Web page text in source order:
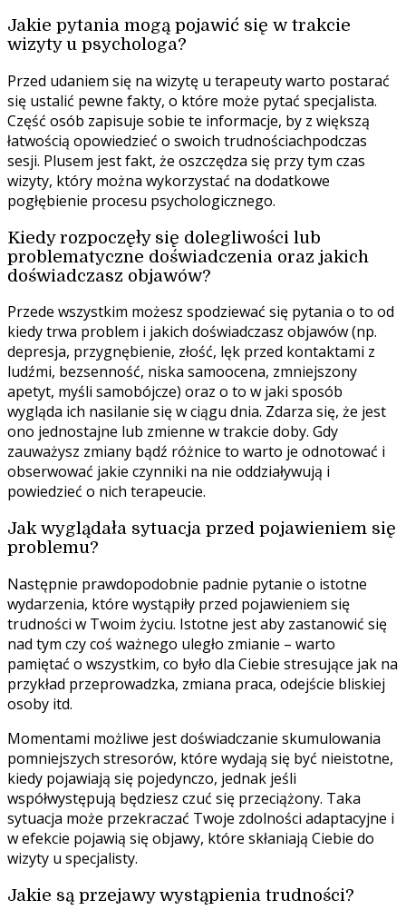
Jakie pytania mogą pojawić się w trakcie
wizyty u psychologa?
Przed udaniem się na wizytę u terapeuty warto postarać
się ustalić pewne fakty, o które może pytać specjalista.
Część osób zapisuje sobie te informacje, by z większą
łatwością opowiedzieć o swoich trudnościachpodczas
sesji. Plusem jest fakt, że oszczędza się przy tym czas
wizyty, który można wykorzystać na dodatkowe
pogłębienie procesu psychologicznego.
Kiedy rozpoczęły się dolegliwości lub
problematyczne doświadczenia oraz jakich
doświadczasz objawów?
Przede wszystkim możesz spodziewać się pytania o to od
kiedy trwa problem i jakich doświadczasz objawów (np.
depresja, przygnębienie, złość, lęk przed kontaktami z
ludźmi, bezsenność, niska samoocena, zmniejszony
apetyt, myśli samobójcze) oraz o to w jaki sposób
wygląda ich nasilanie się w ciągu dnia. Zdarza się, że jest
ono jednostajne lub zmienne w trakcie doby. Gdy
zauważysz zmiany bądź różnice to warto je odnotować i
obserwować jakie czynniki na nie oddziaływują i
powiedzieć o nich terapeucie.
Jak wyglądała sytuacja przed pojawieniem się
problemu?
Następnie prawdopodobnie padnie pytanie o istotne
wydarzenia, które wystąpiły przed pojawieniem się
trudności w Twoim życiu. Istotne jest aby zastanowić się
nad tym czy coś ważnego uległo zmianie – warto
pamiętać o wszystkim, co było dla Ciebie stresujące jak na
przykład przeprowadzka, zmiana praca, odejście bliskiej
osoby itd.
Momentami możliwe jest doświadczanie skumulowania
pomniejszych stresorów, które wydają się być nieistotne,
kiedy pojawiają się pojedynczo, jednak jeśli
współwystępują będziesz czuć się przeciążony. Taka
sytuacja może przekraczać Twoje zdolności adaptacyjne i
w efekcie pojawią się objawy, które skłaniają Ciebie do
wizyty u specjalisty.
Jakie są przejawy wystąpienia trudności?